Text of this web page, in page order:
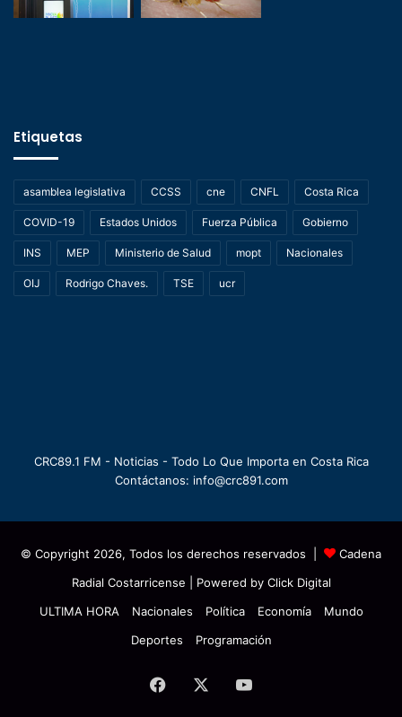
Etiquetas
asamblea legislativa CCSS cne CNFL Costa Rica
COVID-19 Estados Unidos Fuerza Pública Gobierno
INS MEP Ministerio de Salud mopt Nacionales
OIJ Rodrigo Chaves. TSE ucr
CRC89.1 FM - Noticias - Todo Lo Que Importa en Costa Rica
Contáctanos: info@crc891.com
© Copyright 2026, Todos los derechos reservados |
Cadena
Radial Costarricense | Powered by Click Digital
ULTIMA HORA
Nacionales Política Economía
Mundo
Deportes
Programación
Facebook YouTube